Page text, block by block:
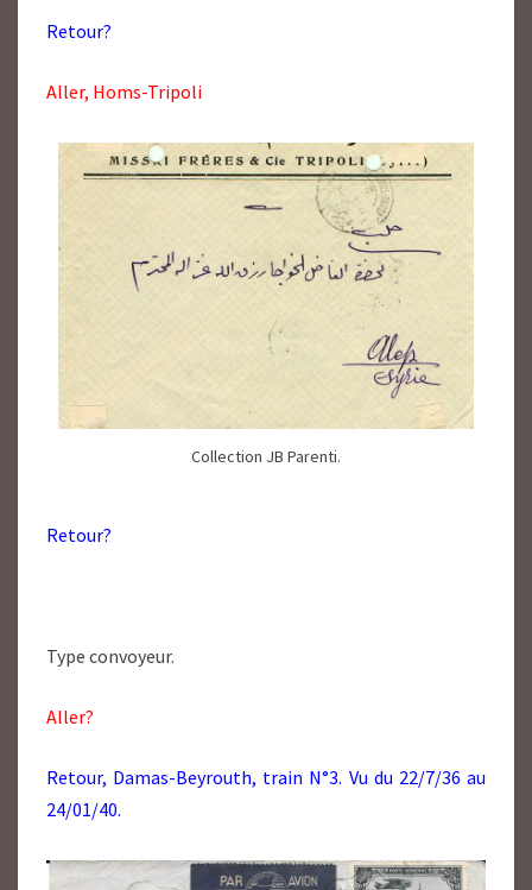
Retour?
Aller, Homs-Tripoli
Collection JB Parenti.
Retour?
Type convoyeur.
Aller?
Retour, Damas-Beyrouth, train N°3. Vu du 22/7/36 au
24/01/40.